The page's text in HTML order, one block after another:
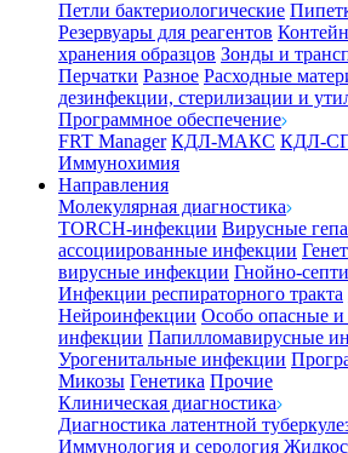
Петли бактериологические
Резервуары для реагентов
хранения образцов Зонды и
Перчатки Разное Расходные
дезинфекции, стерилизации и
Программное обеспечение
FRT Manager КДЛ-МАКС КДЛ-
Иммунохимия
Направления
Молекулярная диагностика
TORCH-инфекции Вирусные
ассоциированные инфекции
вирусные инфекции Гнойно-
Инфекции респираторного тракта
Нейроинфекции Особо опасные
инфекции Папилломавирусные
Урогенитальные инфекции
Микозы Генетика Прочие
Клиническая диагностика
Диагностика латентной
Иммунология и серология